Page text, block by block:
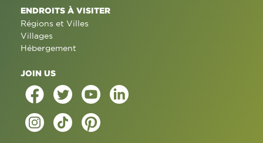
ENDROITS À VISITER
Régions et Villes
Villages
Hébergement
JOIN US